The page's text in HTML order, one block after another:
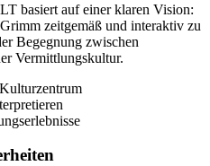
basiert auf einer klaren Vision:
zeitgemäß und interaktiv zu
Begegnung zwischen
Vermittlungskultur.